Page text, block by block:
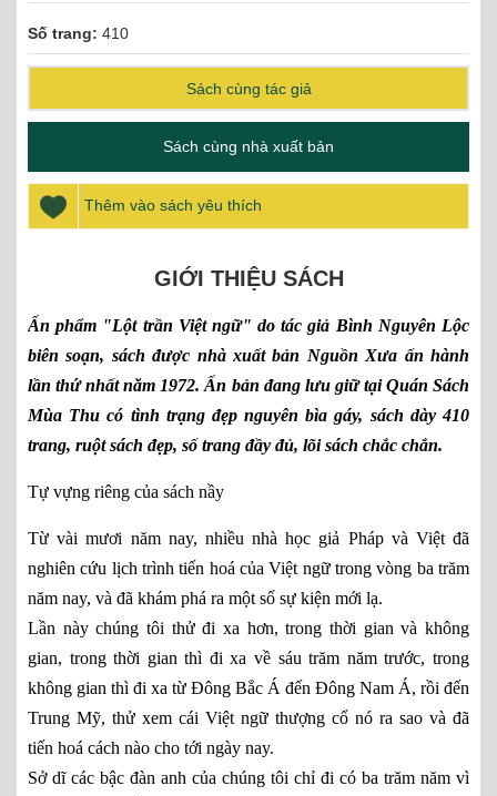
Số trang: 410
Sách cùng tác giả
Sách cùng nhà xuất bản
Thêm vào sách yêu thích
GIỚI THIỆU SÁCH
Ấn phẩm "Lột trần Việt ngữ" do tác giả Bình Nguyên Lộc
biên soạn, sách được nhà xuất bản Nguồn Xưa ấn hành
lần thứ nhất năm 1972. Ấn bản đang lưu giữ tại Quán Sách
Mùa Thu có tình trạng đẹp nguyên bìa gáy, sách dày 410
trang, ruột sách đẹp, số trang đầy đủ, lõi sách chắc chắn.
Tự vựng riêng của sách nầy
Từ vài mươi năm nay, nhiều nhà học giả Pháp và Việt đã
nghiên cứu lịch trình tiến hoá của Việt ngữ trong vòng ba trăm
năm nay, và đã khám phá ra một số sự kiện mới lạ.
Lần này chúng tôi thử đi xa hơn, trong thời gian và không
gian, trong thời gian thì đi xa về sáu trăm năm trước, trong
không gian thì đi xa từ Đông Bắc Á đến Đông Nam Á, rồi đến
Trung Mỹ, thử xem cái Việt ngữ thượng cổ nó ra sao và đã
tiến hoá cách nào cho tới ngày nay.
Sở dĩ các bậc đàn anh của chúng tôi chỉ đi có ba trăm năm vì